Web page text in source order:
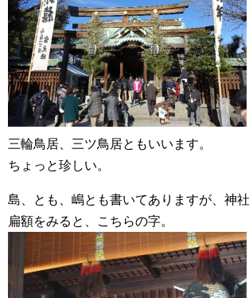
三輪鳥居、三ツ鳥居ともいいます。
ちょっと珍しい。
島、とも、嶋とも書いてありますが、神社
扁額をみると、こちらの字。